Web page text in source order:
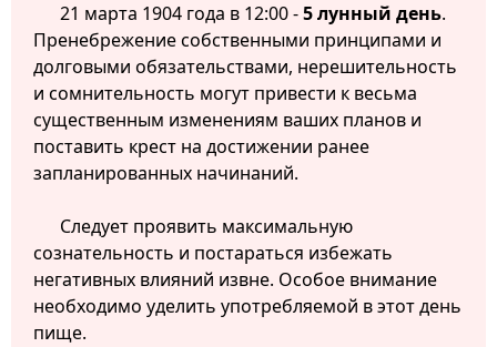
21 марта 1904 года в 12:00 -5 лунный день.
Пренебрежение собственными принципами и
долговыми обязательствами, нерешительность
и сомнительность могут привести к весьма
существенным изменениям ваших планов и
поставить крест на достижении ранее
запланированных начинаний.
Следует проявить максимальную
сознательность и постараться избежать
негативных влияний извне. Особое внимание
необходимо уделить употребляемой в этот день
пище.